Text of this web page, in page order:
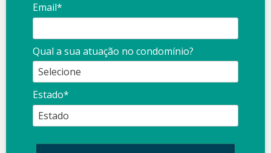
Email*
Qual a sua atuação no condomínio?
Estado*